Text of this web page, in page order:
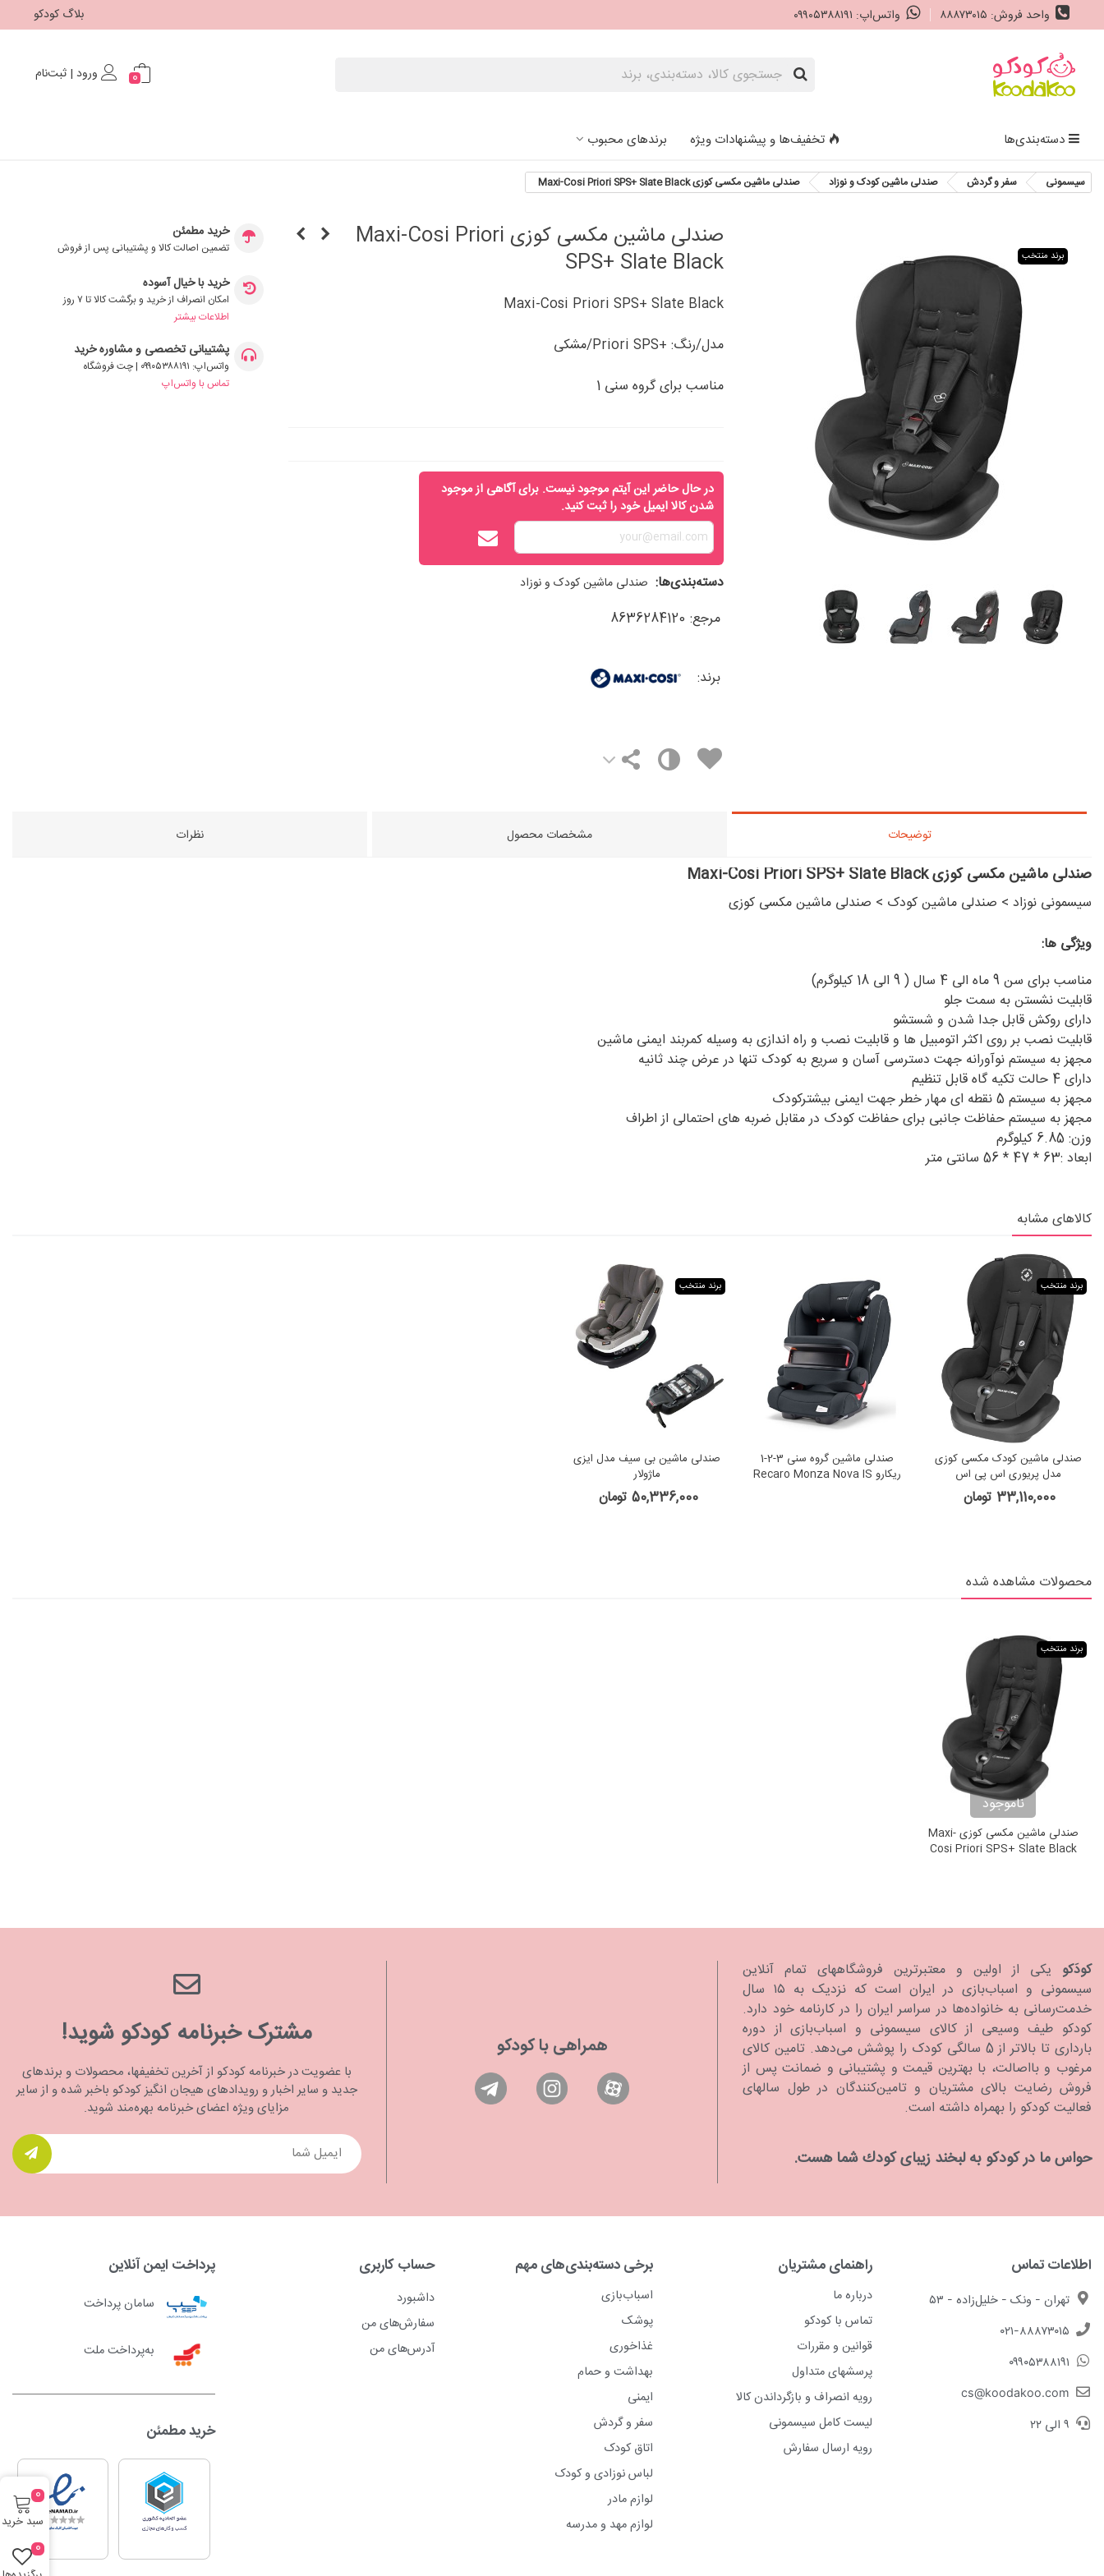
واحد فروش: ۸۸۸۷۳۰۱۵ واتس‌اپ: ۰۹۹۰۵۳۸۸۱۹۱ بلاگ کودکو
0 ورود | ثبت‌نام
دسته‌بندی‌ها تخفیف‌ها و پیشنهادات ویژه برندهای محبوب
سیسمونی سفر و گردش صندلی ماشین کودک و نوزاد صندلی ماشین مکسی کوزی Maxi-Cosi Priori SPS+ Slate Black
برند منتخب
صندلی ماشین مکسی کوزی Maxi-Cosi Priori
SPS+ Slate Black
Maxi-Cosi Priori SPS+ Slate Black
مدل/رنگ: +Priori SPS/مشکی
مناسب برای گروه سنی 1
در حال حاضر این آیتم موجود نیست. برای آگاهی از موجود
شدن کالا ایمیل خود را ثبت کنید.
دسته‌بندی‌ها: صندلی ماشین کودک و نوزاد
مرجع: 8636284120
برند:
خرید مطمئن
تضمین اصالت کالا و پشتیبانی پس از فروش
خرید با خیال آسوده
امکان انصراف از خرید و برگشت کالا تا ۷ روز
اطلاعات بیشتر
پشتیبانی تخصصی و مشاوره خرید
واتس‌اپ: ۰۹۹۰۵۳۸۸۱۹۱ | چت فروشگاه
تماس با واتس‌اپ
توضیحات مشخصات محصول نظرات
صندلی ماشین مکسی کوزی Maxi-Cosi Priori SPS+ Slate Black
سیسمونی نوزاد > صندلی ماشین کودک > صندلی ماشین مکسی کوزی
ویژگی ها:
مناسب برای سن 9 ماه الی 4 سال ( 9 الی 18 کیلوگرم)
قابلیت نشستن به سمت جلو
دارای روکش قابل جدا شدن و شستشو
قابلیت نصب بر روی اکثر اتومبیل ها و قابلیت نصب و راه اندازی به وسیله کمربند ایمنی ماشین
مجهز به سیستم نوآورانه جهت دسترسی آسان و سریع به کودک تنها در عرض چند ثانیه
دارای 4 حالت تکیه گاه قابل تنظیم
مجهز به سیستم 5 نقطه ای مهار خطر جهت ایمنی بیشترکودک
مجهز به سیستم حفاظت جانبی برای حفاظت کودک در مقابل ضربه های احتمالی از اطراف
وزن: 6.85 کیلوگرم
ابعاد :63 * 47 * 56 سانتی متر
کالاهای مشابه
برند منتخب
صندلی ماشین کودک مکسی کوزی
مدل پریوری اس پی اس
33,110,000 تومان
صندلی ماشین گروه سنی 3-2-1
ریکارو Recaro Monza Nova IS
برند منتخب
صندلی ماشین بی سیف مدل ایزی
ماژولار
50,336,000 تومان
محصولات مشاهده شده
برند منتخب
ناموجود
صندلی ماشین مکسی کوزی Maxi-
Cosi Priori SPS+ Slate Black
کودَکو یکی از اولین و معتبرترین فروشگاههای تمام آنلاین
سیسمونی و اسباب‌بازی در ایران است که نزدیک به ۱۵ سال
خدمت‌رسانی به خانواده‌ها در سراسر ایران را در کارنامه خود دارد.
كودكو طیف وسیعی از کالای سیسمونی و اسباب‌بازی از دوره
بارداری تا بالاتر از 5 سالگی کودک را پوشش می‌دهد. تامین کالای
مرغوب و بااصالت، با بهترین قیمت و پشتیبانی و ضمانت پس از
فروش رضایت بالای مشتریان و تامین‌کنندگان در طول سالهای
فعالیت کودکو را بهمراه داشته است.
حواس ما در كودكو به لبخند زیبای كودك شما هست.
همراهی با کودکو مشترک خبرنامه کودکو شوید!
با عضویت در خبرنامه کودکو از آخرین تخفیفها، محصولات و برندهای
جدید و سایر اخبار و رویدادهای هیجان انگیز کودکو باخبر شده و از سایر
مزایای ویژه اعضای خبرنامه بهره‌مند شوید.
اطلاعات تماس
تهران - ونک - خلیل‌زاده - ۵۳
۰۲۱-۸۸۸۷۳۰۱۵
۰۹۹۰۵۳۸۸۱۹۱
cs@koodakoo.com
۹ الی ۲۲
راهنمای مشتریان
درباره ما
تماس با کودکو
قوانین و مقررات
پرسشهای متداول
رویه انصراف و بازگرداندن کالا
لیست کامل سیسمونی
رویه ارسال سفارش
برخی دسته‌بندی‌های مهم
اسباب‌بازی
پوشک
غذاخوری
بهداشت و حمام
ایمنی
سفر و گردش
اتاق کودک
لباس نوزادی و کودک
لوازم مادر
لوازم مهد و مدرسه
حساب کاربری
داشبورد
سفارش‌های من
آدرس‌های من
پرداخت ایمن آنلاین
سامان پرداخت
به‌پرداخت ملت
خرید مطمئن
سبد خرید
0
0